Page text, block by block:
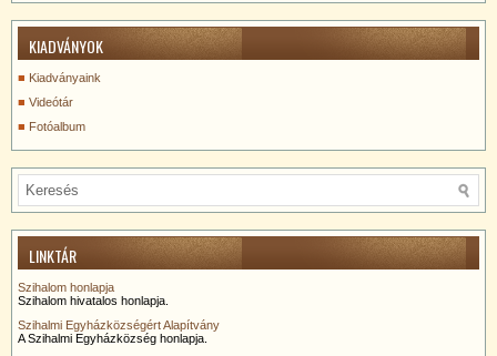
KIADVÁNYOK
Kiadványaink
Videótár
Fotóalbum
LINKTÁR
Szihalom honlapja
Szihalom hivatalos honlapja.
Szihalmi Egyházközségért Alapítvány
A Szihalmi Egyházközség honlapja.